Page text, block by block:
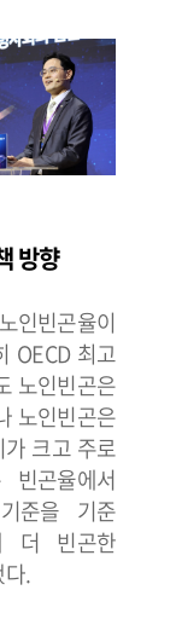
방향
인빈곤율이
OECD 최고
노인빈곤은
노인빈곤은
크고 주로
곤율에서
준을 기준
더 빈곤한
.